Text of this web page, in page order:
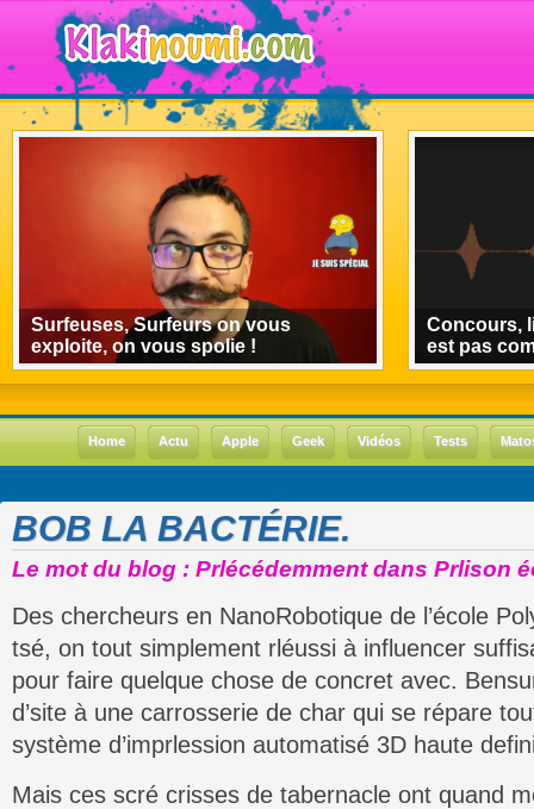
Surfeuses, Surfeurs on vous
exploite, on vous spolie !
Concours,
est pas
Home Actu Apple Geek Vidéos Tests
BOB LA BACTÉRIE.
Le mot du blog : Prlécédemment dans Prlison
Des chercheurs en NanoRobotique de l’école
tsé, on tout simplement rléussi à influencer
pour faire quelque chose de concret avec.
d’site à une carrosserie de char qui se répare
système d’imprlession automatisé 3D haute
Mais ces scré crisses de tabernacle ont quand